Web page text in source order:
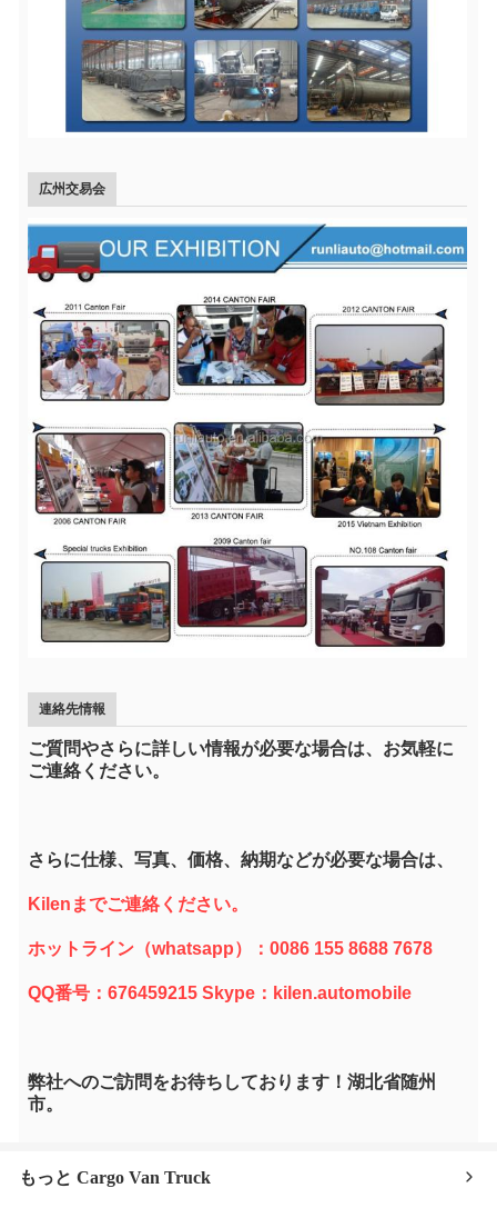
広州交易会
連絡先情報
ご質問やさらに詳しい情報が必要な場合は、お気軽に
ご連絡ください。
さらに仕様、写真、価格、納期などが必要な場合は、
Kilenまでご連絡ください。
ホットライン（whatsapp）：0086 155 8688 7678
QQ番号：676459215 Skype：kilen.automobile
弊社へのご訪問をお待ちしております！湖北省随州
市。
もっと Cargo Van Truck